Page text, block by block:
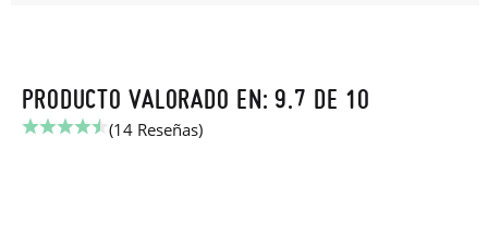
PRODUCTO VALORADO EN: 9.7 DE 10
(14 Reseñas)